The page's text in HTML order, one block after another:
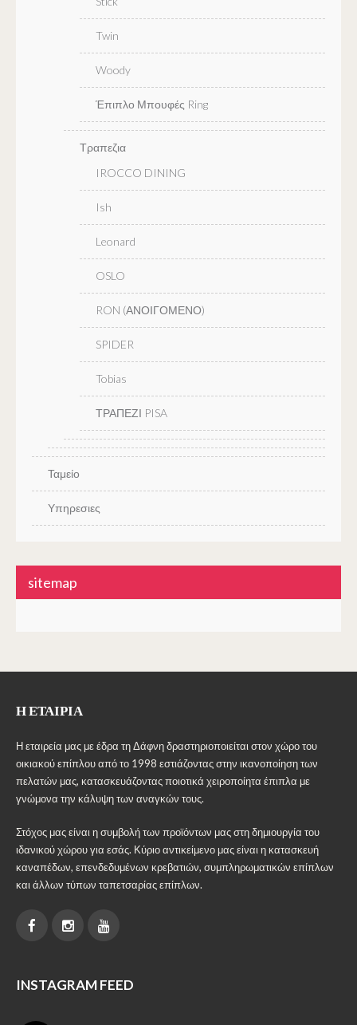
Twin
Woody
Έπιπλο Μπουφές Ring
Τραπεζια
IROCCO DINING
Ish
Leonard
OSLO
RON (ΑΝΟΙΓΟΜΕΝΟ)
SPIDER
Tobias
ΤΡΑΠΕΖΙ PISA
Ταμείο
Υπηρεσιες
sitemap
Η ΕΤΑΙΡΊΑ
Η εταιρεία μας με έδρα τη Δάφνη δραστηριοποιείται στον χώρο του
οικιακού επίπλου από το 1998 εστιάζοντας στην ικανοποίηση των
πελατών μας, κατασκευάζοντας ποιοτικά χειροποίητα έπιπλα με
γνώμονα την κάλυψη των αναγκών τους.
Στόχος μας είναι η συμβολή των προϊόντων μας στη δημιουργία του
ιδανικού χώρου για εσάς. Κύριο αντικείμενο μας είναι η κατασκευή
καναπέδων, επενδεδυμένων κρεβατιών, συμπληρωματικών επίπλων
και άλλων τύπων ταπετσαρίας επίπλων.
INSTAGRAM FEED